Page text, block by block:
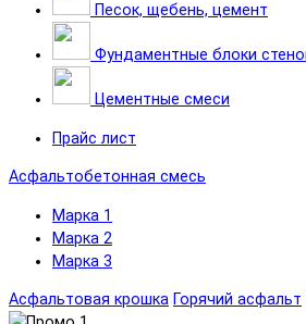
Песок, щебень, цемент
Фундаментные блоки
Цементные смеси
Прайс лист
Асфальтобетонная смесь
Марка 1
Марка 2
Марка 3
Асфальтовая крошка Горячий асфальт